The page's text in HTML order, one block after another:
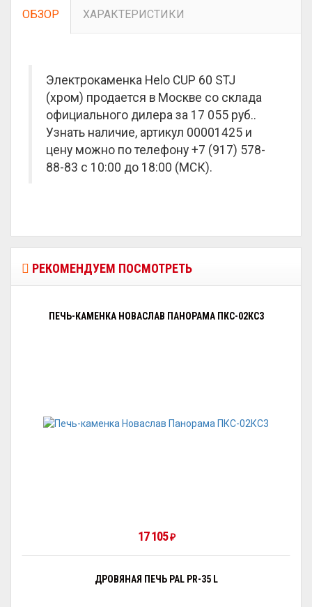
ОБЗОР ХАРАКТЕРИСТИКИ
Электрокаменка Helo CUP 60 STJ
(хром) продается в Москве со склада
официального дилера за 17 055 руб..
Узнать наличие, артикул 00001425 и
цену можно по телефону +7 (917) 578-
88-83 с 10:00 до 18:00 (МСК).
РЕКОМЕНДУЕМ ПОСМОТРЕТЬ
ПЕЧЬ-КАМЕНКА НОВАСЛАВ ПАНОРАМА ПКС-02КС3
17 105₽
ДРОВЯНАЯ ПЕЧЬ PAL PR-35 L